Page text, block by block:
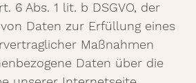
6 Abs. 1 lit. b DSGVO, der
Daten zur Erfüllung eines
Maßnahmen
Daten über die